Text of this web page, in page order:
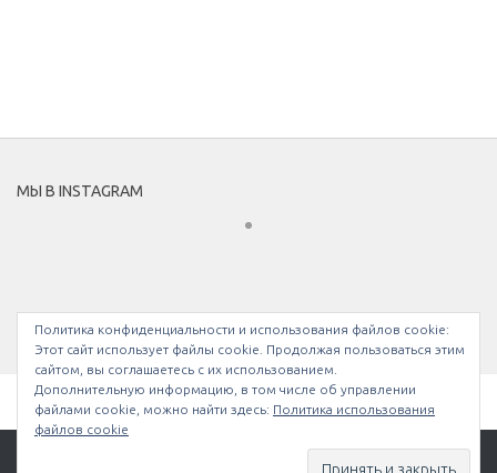
МЫ В INSTAGRAM
Политика конфиденциальности и использования файлов сookie:
Этот сайт использует файлы cookie. Продолжая пользоваться этим
сайтом, вы соглашаетесь с их использованием.
Дополнительную информацию, в том числе об управлении
файлами cookie, можно найти здесь: Политика использования
файлов cookie